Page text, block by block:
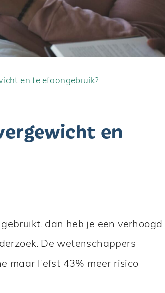
en telefoongebruik?
en
dan heb je een verhoogd
De wetenschappers
maar liefst 43% meer risico